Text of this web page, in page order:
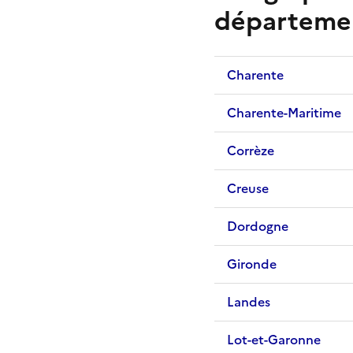
Charente
Charente-Maritime
Corrèze
Creuse
Dordogne
Gironde
Landes
Lot-et-Garonne